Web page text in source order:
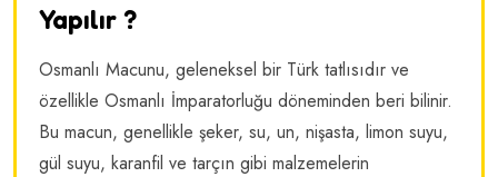
Yapılır ?
Osmanlı Macunu, geleneksel bir Türk tatlısıdır ve
özellikle Osmanlı İmparatorluğu döneminden beri bilinir.
Bu macun, genellikle şeker, su, un, nişasta, limon suyu,
gül suyu, karanfil ve tarçın gibi malzemelerin